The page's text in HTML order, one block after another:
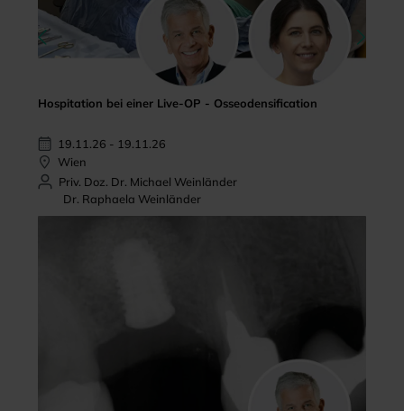
Hospitation bei einer Live-OP - Osseodensification
19.11.26 - 19.11.26
Wien
Priv. Doz. Dr. Michael Weinländer
Dr. Raphaela Weinländer